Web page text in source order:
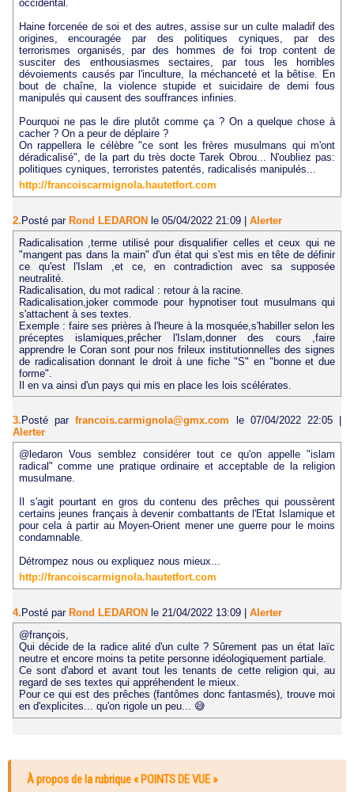
occidental.
Haine forcenée de soi et des autres, assise sur un culte maladif des
origines, encouragée par des politiques cyniques, par des
terrorismes organisés, par des hommes de foi trop content de
susciter des enthousiasmes sectaires, par tous les horribles
dévoiements causés par l'inculture, la méchanceté et la bêtise. En
bout de chaîne, la violence stupide et suicidaire de demi fous
manipulés qui causent des souffrances infinies.
Pourquoi ne pas le dire plutôt comme ça ? On a quelque chose à
cacher ? On a peur de déplaire ?
On rappellera le célèbre "ce sont les frères musulmans qui m'ont
déradicalisé", de la part du très docte Tarek Obrou... N'oubliez pas:
politiques cyniques, terroristes patentés, radicalisés manipulés...
http://francoiscarmignola.hautetfort.com
2.Posté par Rond LEDARON le 05/04/2022 21:09 | Alerter
Radicalisation ,terme utilisé pour disqualifier celles et ceux qui ne
"mangent pas dans la main" d'un état qui s'est mis en tête de définir
ce qu'est l'Islam ,et ce, en contradiction avec sa supposée
neutralité.
Radicalisation, du mot radical : retour à la racine.
Radicalisation,joker commode pour hypnotiser tout musulmans qui
s'attachent à ses textes.
Exemple : faire ses prières à l'heure à la mosquée,s'habiller selon les
préceptes islamiques,prêcher l'Islam,donner des cours ,faire
apprendre le Coran sont pour nos frileux institutionnelles des signes
de radicalisation donnant le droit à une fiche "S" en "bonne et due
forme".
Il en va ainsi d'un pays qui mis en place les lois scélérates.
3. Posté parfrancois.carmignola@gmx.com le 07/04/2022 22:05
Alerter
@ledaron Vous semblez considérer tout ce qu'on appelle "islam
radical" comme une pratique ordinaire et acceptable de la religion
musulmane.
Il s'agit pourtant en gros du contenu des prêches qui poussèrent
certains jeunes français à devenir combattants de l'Etat Islamique et
pour cela à partir au Moyen-Orient mener une guerre pour le moins
condamnable.
Détrompez nous ou expliquez nous mieux...
http://francoiscarmignola.hautetfort.com
4. Posté par Rond LEDARON le 21/04/2022 13:09
Alerter
@françois,
Qui décide de la radice alité d'un culte ? Sûrement pas un état laïc
neutre et encore moins ta petite personne idéologiquement partiale.
Ce sont d'abord et avant tout les tenants de cette religion qui, au
regard de ses textes qui appréhendent le mieux.
Pour ce qui est des prêches (fantômes donc fantasmés), trouve moi
en d'explicites... qu'on rigole un peu... 😅
À propos de la rubrique « POINTS DE VUE »